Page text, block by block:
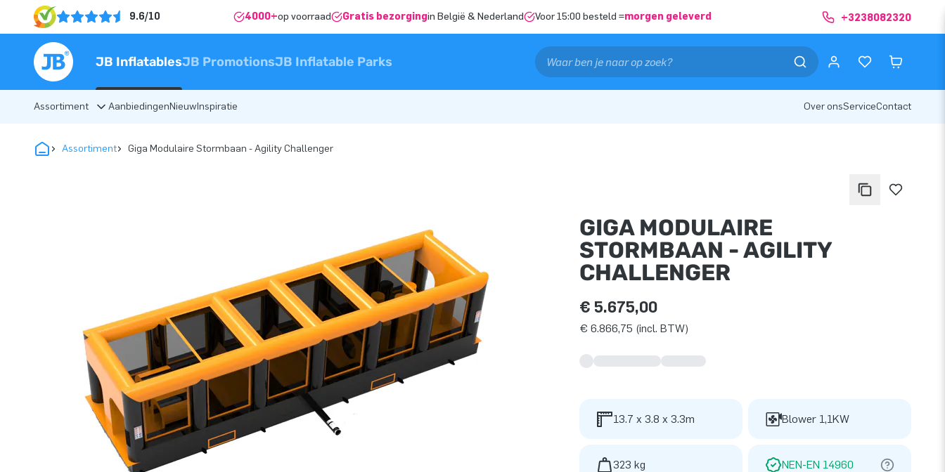
9.6/10 4000+op voorraad Gratis bezorgingin België & Nederland Voor 15:00 besteld =morgen geleverd +3238082320
JB InflatablesJB PromotionsJB Inflatable Parks
Assortiment AanbiedingenNieuwInspiratie Over onsServiceContact
Assortiment Giga Modulaire Stormbaan - Agility Challenger
GIGA MODULAIRE
STORMBAAN - AGILITY
CHALLENGER
€ 5.675,00
€ 6.866,75 (incl. BTW)
13.7 x 3.8 x 3.3m Blower 1,1KW
323 kg NEN-EN 14960